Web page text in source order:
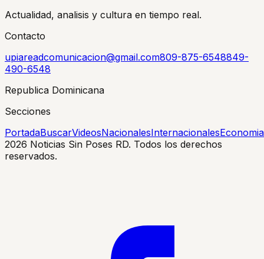
Actualidad, analisis y cultura en tiempo real.
Contacto
upiareadcomunicacion@gmail.com809-875-6548849-
490-6548
Republica Dominicana
Secciones
PortadaBuscarVideosNacionalesInternacionalesEconomia
2026 Noticias Sin Poses RD. Todos los derechos
reservados.